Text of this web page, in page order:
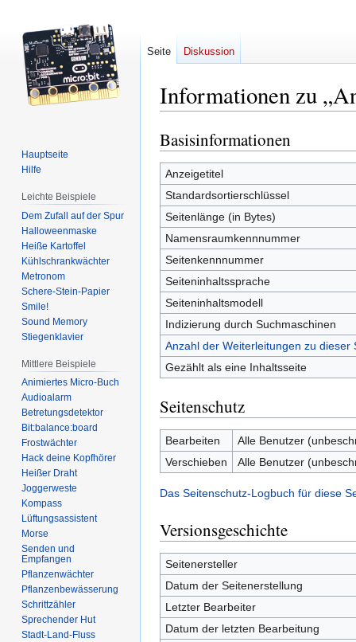
Informationen zu
Zur
Navigation
springen
Zur
Suche
springen
Basisinformationen
Anzeigetitel
Standardsortierschlüssel
Seitenlänge (in Bytes)
Namensraumkennnummer
Seitenkennnummer
Seiteninhaltssprache
Seiteninhaltsmodell
Indizierung durch Suchmaschinen
Anzahl der Weiterleitungen zu dieser
Gezählt als eine Inhaltsseite
Seitenschutz
Bearbeiten
Alle Benutzer
Verschieben
Alle Benutzer
Das Seitenschutz-Logbuch für diese
Versionsgeschichte
Seitenersteller
Datum der Seitenerstellung
Letzter Bearbeiter
Datum der letzten Bearbeitung
Seite Diskussion
Hauptseite
Hilfe
Leichte Beispiele
Dem Zufall auf der Spur
Halloweenmaske
Heiße Kartoffel
Kühlschrankwächter
Metronom
Schere-Stein-Papier
Smile!
Sound Memory
Stiegenklavier
Mittlere Beispiele
Animiertes Micro-Buch
Audioalarm
Betretungsdetektor
Bit:balance:board
Frostwächter
Hack deine Kopfhörer
Heißer Draht
Joggerweste
Kompass
Lüftungsassistent
Morse
Senden und
Empfangen
Pflanzenwächter
Pflanzenbewässerung
Schrittzähler
Sprechender Hut
Stadt-Land-Fluss